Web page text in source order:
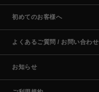
初めてのお客様へ
よくあるご質問 / お問い合わせ
お知らせ